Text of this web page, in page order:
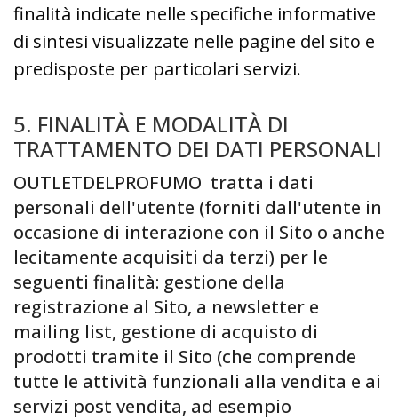
finalità indicate nelle specifiche informative
di sintesi visualizzate nelle pagine del sito e
predisposte per particolari servizi.
5. FINALITÀ E MODALITÀ DI
TRATTAMENTO DEI DATI PERSONALI
OUTLETDELPROFUMO tratta i dati
personali dell'utente (forniti dall'utente in
occasione di interazione con il Sito o anche
lecitamente acquisiti da terzi) per le
seguenti finalità: gestione della
registrazione al Sito, a newsletter e
mailing list, gestione di acquisto di
prodotti tramite il Sito (che comprende
tutte le attività funzionali alla vendita e ai
servizi post vendita, ad esempio